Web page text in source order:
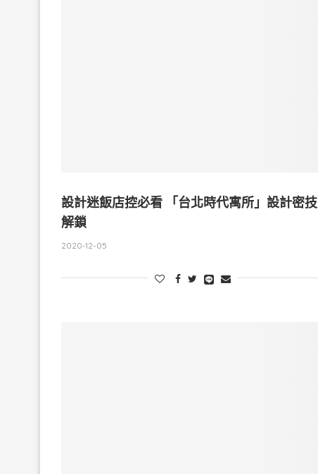
設計迷飯店控必看 「台北時代寓所」設計密技
解鎖
2020-12-05